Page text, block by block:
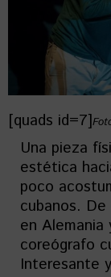
[quads id=7]
Una pieza
estética
poco
cubanos.
en
coreógrafo
Interesante